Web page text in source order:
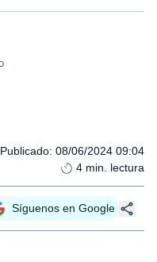
Publicado: 08/06/2024 09:04
4 min. lectura
Síguenos en Google